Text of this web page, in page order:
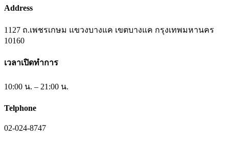
Address
1127 ถ.เพชรเกษม แขวงบางแค เขตบางแค กรุงเทพมหานคร
10160
เวลาเปิดทำการ
10:00 น. – 21:00 น.
Telphone
02-024-8747